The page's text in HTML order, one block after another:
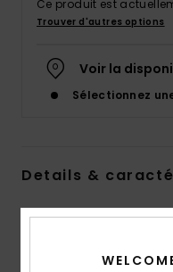
Ce produit est
Trouver d'autres options
Voir la
Sélectionnez
Details &
Sweat à capuche Vert